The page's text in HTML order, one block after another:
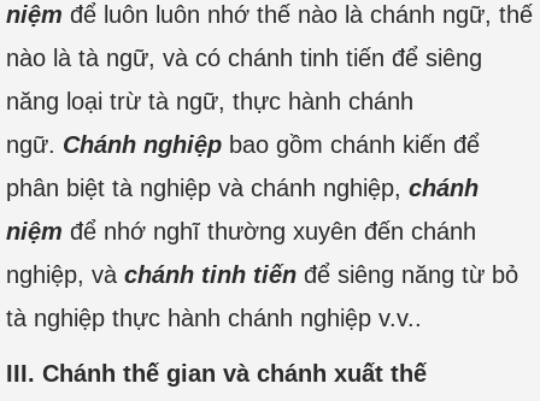
niệm để luôn luôn nhớ thế nào là chánh ngữ, thế
nào là tà ngữ, và có chánh tinh tiến để siêng
năng loại trừ tà ngữ, thực hành chánh
ngữ. Chánh nghiệp bao gồm chánh kiến để
phân biệt tà nghiệp và chánh nghiệp, chánh
niệm để nhớ nghĩ thường xuyên đến chánh
nghiệp, và chánh tinh tiến để siêng năng từ bỏ
tà nghiệp thực hành chánh nghiệp v.v..
III. Chánh thế gian và chánh xuất thế